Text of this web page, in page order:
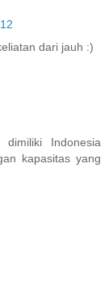
dari jauh :)
Indonesia
kapasitas yang